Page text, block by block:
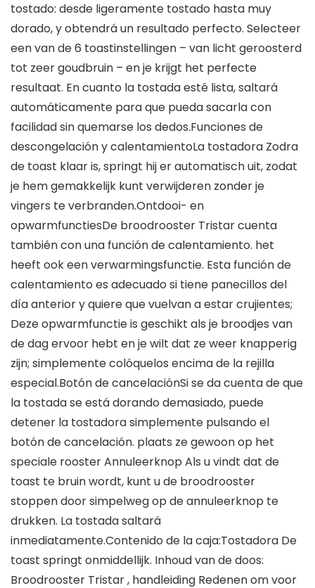
tostado: desde ligeramente tostado hasta muy
dorado, y obtendrá un resultado perfecto. Selecteer
een van de 6 toastinstellingen – van licht geroosterd
tot zeer goudbruin – en je krijgt het perfecte
resultaat. En cuanto la tostada esté lista, saltará
automáticamente para que pueda sacarla con
facilidad sin quemarse los dedos.Funciones de
descongelación y calentamientoLa tostadora Zodra
de toast klaar is, springt hij er automatisch uit, zodat
je hem gemakkelijk kunt verwijderen zonder je
vingers te verbranden.Ontdooi- en
opwarmfunctiesDe broodrooster Tristarcuenta
también con una función de calentamiento. het
heeft ook een verwarmingsfunctie. Esta función de
calentamiento es adecuado si tiene panecillos del
día anterior y quiere que vuelvan a estar crujientes;
Deze opwarmfunctie is geschikt als je broodjes van
de dag ervoor hebt en je wilt dat ze weer knapperig
zijn; simplemente colóquelos encima de la rejilla
especial.Botón de cancelaciónSi se da cuenta de que
la tostada se está dorando demasiado, puede
detener la tostadora simplemente pulsando el
botón de cancelación. plaats ze gewoon op het
speciale rooster Annuleerknop Als u vindt dat de
toast te bruin wordt, kunt u de broodrooster
stoppen door simpelweg op de annuleerknop te
drukken. La tostada saltará
inmediatamente.Contenido de la caja:Tostadora De
toast springt onmiddellijk. Inhoud van de doos:
Broodrooster Tristar , handleiding Redenen om voor